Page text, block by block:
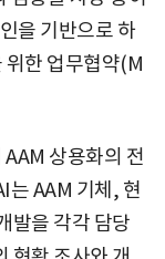
을 기반으로 하
위한 업무협약(M
상용화의 전
는 AAM 기체, 현
발을 각각 담당